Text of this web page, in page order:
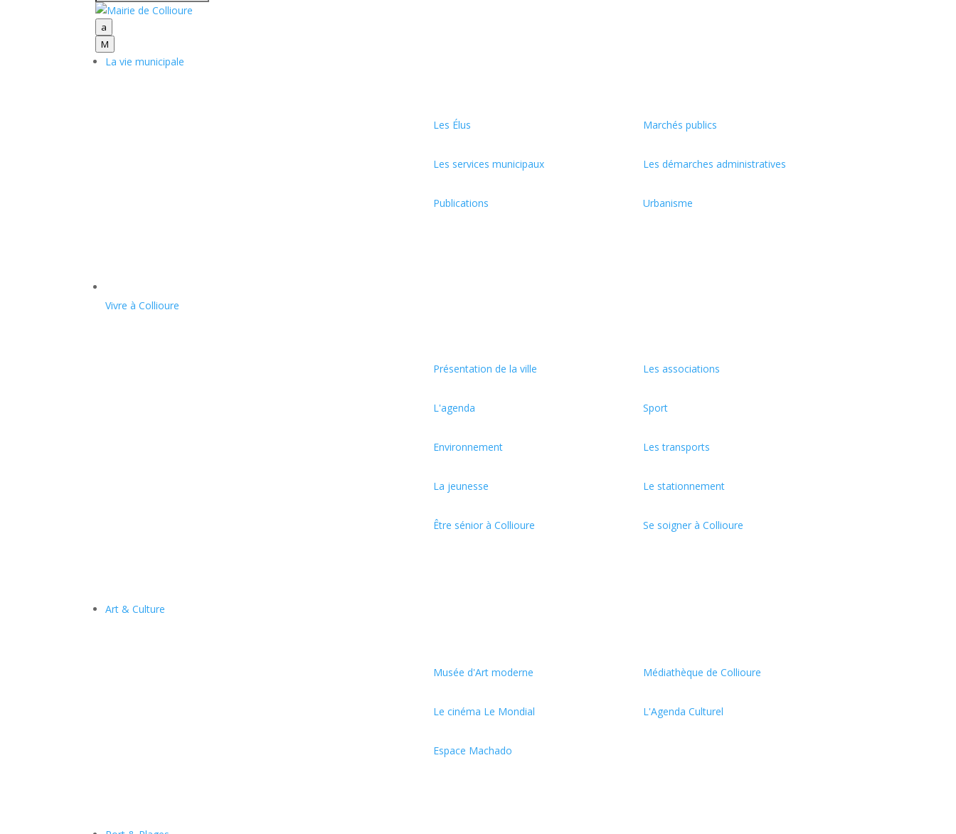
a
M
La vie municipale
Les Élus
Les services municipaux
Publications
Marchés publics
Les démarches administratives
Urbanisme
Vivre à Collioure
Présentation de la ville
L'agenda
Environnement
La jeunesse
Être sénior à Collioure
Les associations
Sport
Les transports
Le stationnement
Se soigner à Collioure
Art & Culture
Musée d'Art moderne
Le cinéma Le Mondial
Espace Machado
Médiathèque de Collioure
L'Agenda Culturel